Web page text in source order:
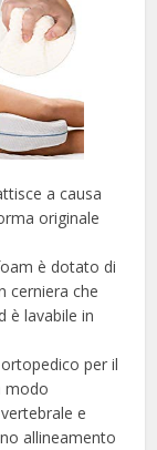
a causa
originale
è dotato di
cerniera che
è lavabile in
per il
modo
e
allineamento